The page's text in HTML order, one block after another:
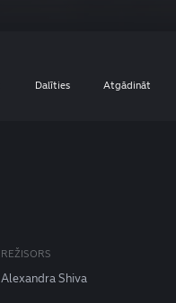
Dalīties Atgādināt
REŽISORS
Alexandra Shiva